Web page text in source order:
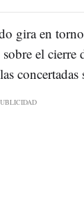
gira en
el cierre
concertadas